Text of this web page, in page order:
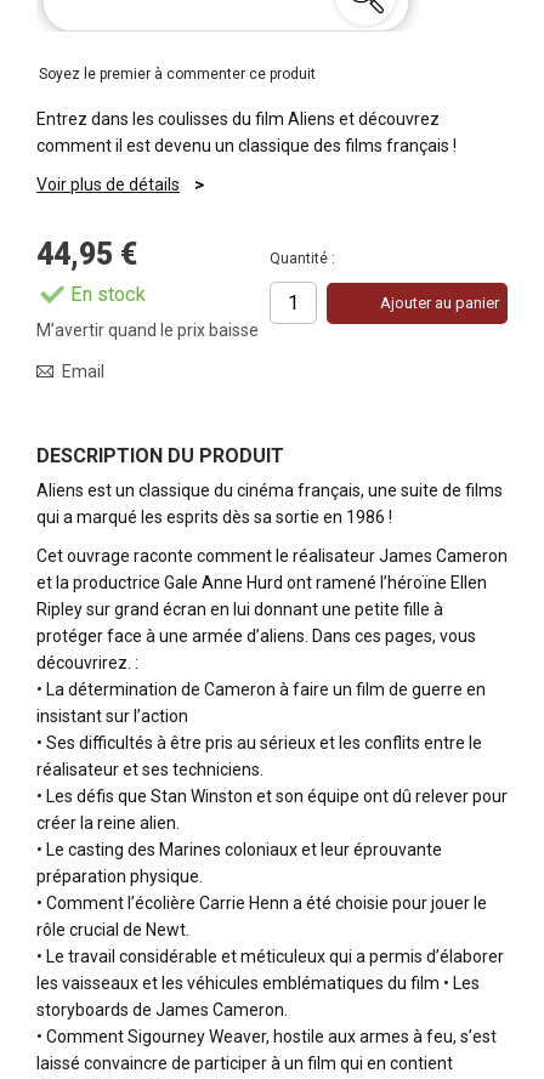
Soyez le premier à commenter ce produit
Entrez dans les coulisses du film Aliens et découvrez
comment il est devenu un classique des films français !
Voir plus de détails
44,95 €
En stock
Quantité :
Ajouter au panier
M’avertir quand le prix baisse
Email
DESCRIPTION DU PRODUIT
Aliens est un classique du cinéma français, une suite de films
qui a marqué les esprits dès sa sortie en 1986 !
Cet ouvrage raconte comment le réalisateur James Cameron
et la productrice Gale Anne Hurd ont ramené l’héroïne Ellen
Ripley sur grand écran en lui donnant une petite fille à
protéger face à une armée d’aliens. Dans ces pages, vous
découvrirez. :
• La détermination de Cameron à faire un film de guerre en
insistant sur l’action
• Ses difficultés à être pris au sérieux et les conflits entre le
réalisateur et ses techniciens.
• Les défis que Stan Winston et son équipe ont dû relever pour
créer la reine alien.
• Le casting des Marines coloniaux et leur éprouvante
préparation physique.
• Comment l’écolière Carrie Henn a été choisie pour jouer le
rôle crucial de Newt.
• Le travail considérable et méticuleux qui a permis d’élaborer
les vaisseaux et les véhicules emblématiques du film • Les
storyboards de James Cameron.
• Comment Sigourney Weaver, hostile aux armes à feu, s’est
laissé convaincre de participer à un film qui en contient